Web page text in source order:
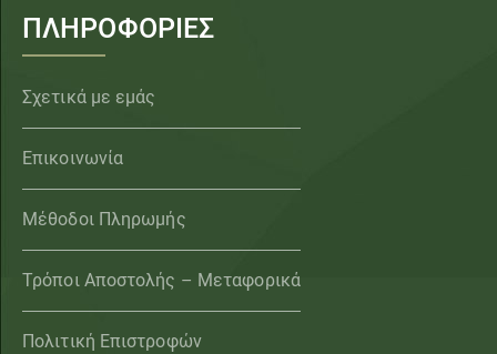
ΠΛΗΡΟΦΟΡΙΕΣ
Σχετικά με εμάς
Επικοινωνία
Μέθοδοι Πληρωμής
Τρόποι Αποστολής – Μεταφορικά
Πολιτική Επιστροφών